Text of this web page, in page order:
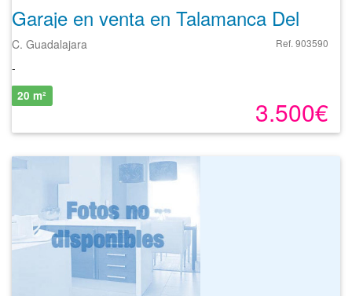
C. Guadalajara Ref. 903590
-
3.500€
20 m²